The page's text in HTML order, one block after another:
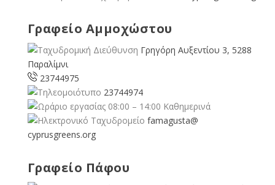
Γραφείο Αμμοχώστου
Γρηγόρη Αυξεντίου 3, 5288
Παραλίμνι
23744975
23744974
08:00 – 14:00 Καθημερινά
famagusta@
cyprusgreens.org
Γραφείο Πάφου